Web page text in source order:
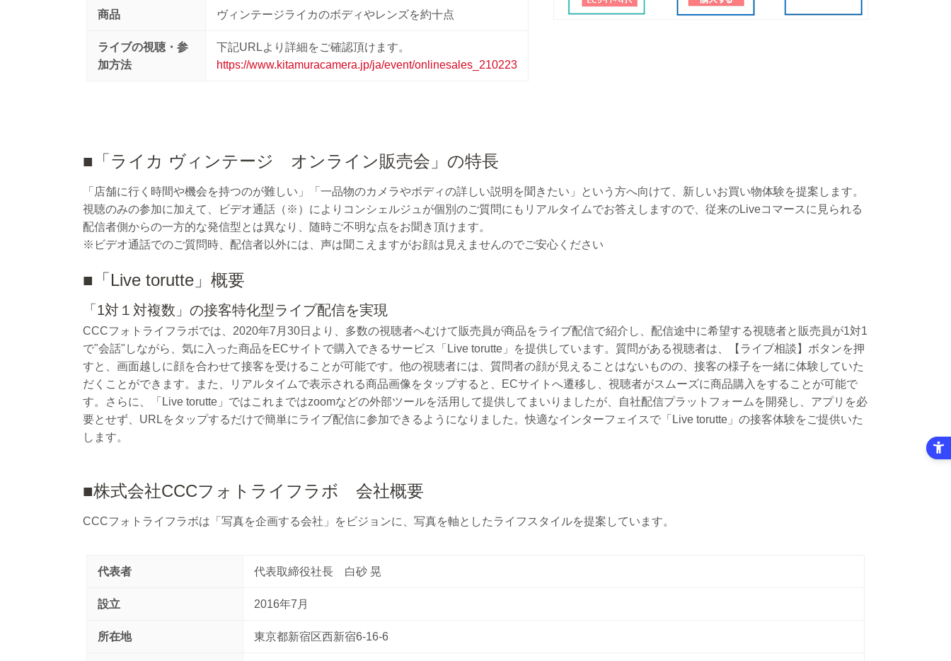
商品 ヴィンテージライカのボディやレンズを約十点
ライブの視聴・参
加方法
下記URLより詳細をご確認頂けます。
https://www.kitamuracamera.jp/ja/event/onlinesales_210223
■「ライカ ヴィンテージ オンライン販売会」の特長
「店舗に行く時間や機会を持つのが難しい」「一品物のカメラやボディの詳しい説明を聞きたい」という方へ向けて、新しいお買い物体験を提案します。
視聴のみの参加に加えて、ビデオ通話（※）によりコンシェルジュが個別のご質問にもリアルタイムでお答えしますので、従来のLiveコマースに見られる
配信者側からの一方的な発信型とは異なり、随時ご不明な点をお聞き頂けます。
※ビデオ通話でのご質問時、配信者以外には、声は聞こえますがお顔は見えませんのでご安心ください
■「Live torutte」概要
「1対１対複数」の接客特化型ライブ配信を実現
CCCフォトライフラボでは、2020年7月30日より、多数の視聴者へむけて販売員が商品をライブ配信で紹介し、配信途中に希望する視聴者と販売員が1対1
で"会話"しながら、気に入った商品をECサイトで購入できるサービス「Live torutte」を提供しています。質問がある視聴者は、【ライブ相談】ボタンを押
すと、画面越しに顔を合わせて接客を受けることが可能です。他の視聴者には、質問者の顔が見えることはないものの、接客の様子を一緒に体験していた
だくことができます。また、リアルタイムで表示される商品画像をタップすると、ECサイトへ遷移し、視聴者がスムーズに商品購入をすることが可能で
す。さらに、「Live torutte」ではこれまではzoomなどの外部ツールを活用して提供してまいりましたが、自社配信プラットフォームを開発し、アプリを必
要とせず、URLをタップするだけで簡単にライブ配信に参加できるようになりました。快適なインターフェイスで「Live torutte」の接客体験をご提供いた
します。
■株式会社CCCフォトライフラボ 会社概要
CCCフォトライフラボは「写真を企画する会社」をビジョンに、写真を軸としたライフスタイルを提案しています。
代表者 代表取締役社長 白砂 晃
設立 2016年7月
所在地 東京都新宿区西新宿6-16-6